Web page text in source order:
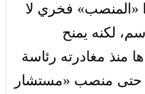
«المنصب» فخري لا
لكنه يمنح
منذ مغادرته رئاسة
حتى منصب «مستشار